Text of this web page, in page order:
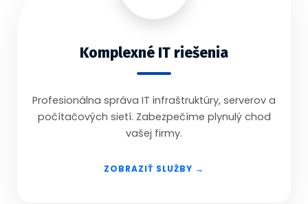
Komplexné IT riešenia
Profesionálna správa IT infraštruktúry, serverov a
počítačových sietí. Zabezpečíme plynulý chod
vašej firmy.
ZOBRAZIŤ SLUŽBY →